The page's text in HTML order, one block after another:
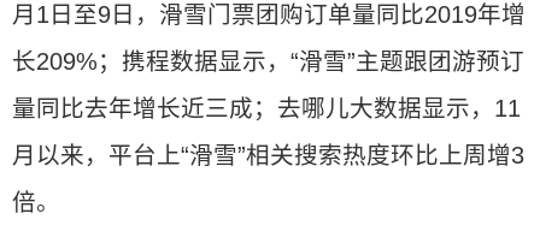
月1日至9日，滑雪门票团购订单量同比2019年增
长209%；携程数据显示，“滑雪”主题跟团游预订
量同比去年增长近三成；去哪儿大数据显示，11
月以来，平台上“滑雪”相关搜索热度环比上周增3
倍。